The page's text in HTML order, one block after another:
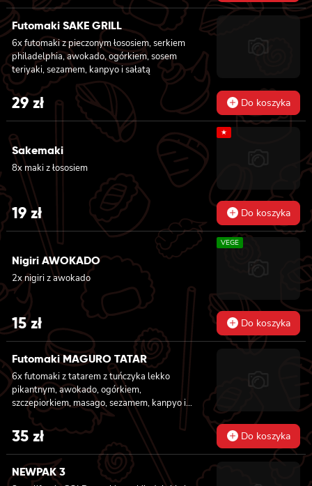
Futomaki SAKE GRILL
6x futomaki z pieczonym łososiem, serkiem
philadelphia, awokado, ogórkiem, sosem
teriyaki, sezamem, kanpyo i sałatą
29 zł Do koszyka
Sakemaki
8x maki z łososiem
★
19 zł Do koszyka
Nigiri AWOKADO
2x nigiri z awokado
VEGE
15zł Do koszyka
Futomaki MAGURO TATAR
6x futomaki z tatarem z tuńczyka lekko
pikantnym, awokado, ogórkiem,
szczepiorkiem, masago, sezamem, kanpyo i
sałatą
35 zł Do koszyka
NEWPAK 3